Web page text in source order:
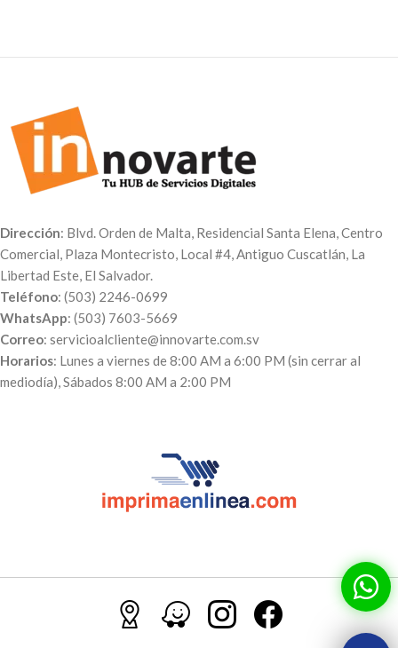
Dirección: Blvd. Orden de Malta, Residencial Santa Elena, Centro
Comercial, Plaza Montecristo, Local #4, Antiguo Cuscatlán, La
Libertad Este, El Salvador.
Teléfono: (503) 2246-0699
WhatsApp: (503) 7603-5669
Correo: servicioalcliente@innovarte.com.sv
Horarios: Lunes a viernes de 8:00 AM a 6:00 PM (sin cerrar al
mediodía), Sábados 8:00 AM a 2:00 PM